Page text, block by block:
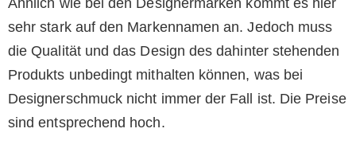
sehr stark auf den Markennamen an. Jedoch muss
die Qualität und das Design des dahinter stehenden
Produkts unbedingt mithalten können, was bei
Designerschmuck nicht immer der Fall ist. Die Preise
sind entsprechend hoch.